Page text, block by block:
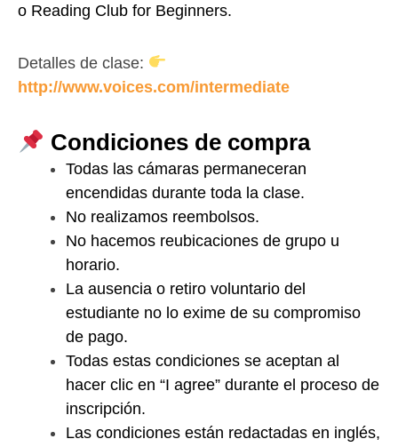
o Reading Club for Beginners.
Detalles de clase:
http://www.voices.com/intermediate
Condiciones de compra
Todas las cámaras permaneceran
encendidas durante toda la clase.
No realizamos reembolsos.
No hacemos reubicaciones de grupo u
horario.
La ausencia o retiro voluntario del
estudiante no lo exime de su compromiso
de pago.
Todas estas condiciones se aceptan al
hacer clic en “I agree” durante el proceso de
inscripción.
Las condiciones están redactadas en inglés,